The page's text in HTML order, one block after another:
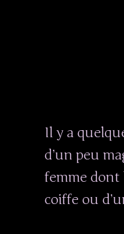
Il y a
d’un peu
femme dont
coiffe ou